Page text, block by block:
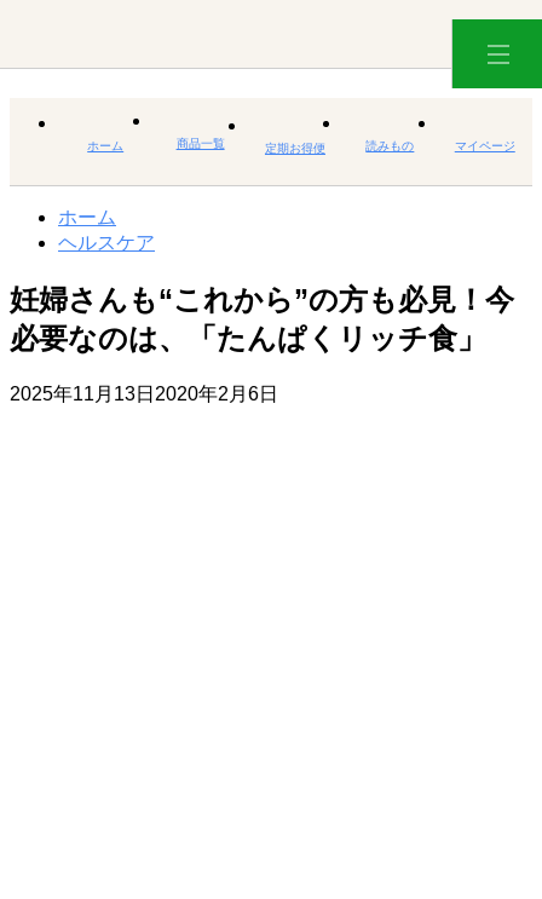
ホーム 商品一覧 定期お得便 読みもの マイページ
ホーム
ヘルスケア
妊婦さんも“これから”の方も必見！今
必要なのは、「たんぱくリッチ食」
2025年11月13日 2020年2月6日